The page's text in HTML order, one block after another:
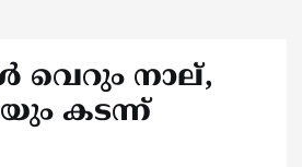
വെറും നാല്,
കടന്ന്